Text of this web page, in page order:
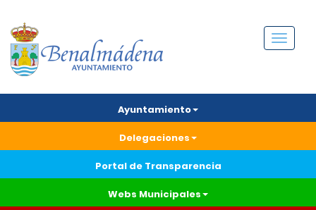
Menú
Ayuntamiento
Delegaciones
Portal de Transparencia
Webs Municipales